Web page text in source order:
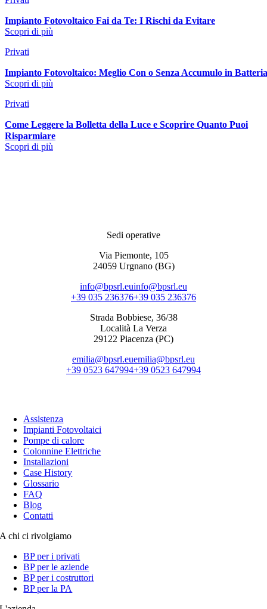
Impianto Fotovoltaico Fai da Te: I Rischi da Evitare
Scopri di più
Privati
Impianto Fotovoltaico: Meglio Con o Senza Accumulo in
Scopri di più
Privati
Come Leggere la Bolletta della Luce e Scoprire Quanto Puoi
Risparmiare
Scopri di più
Sedi operative
Via Piemonte, 105
24059 Urgnano (BG)
info@bpsrl.euinfo@bpsrl.eu
+39 035 236376+39 035 236376
Strada Bobbiese, 36/38
Località La Verza
29122 Piacenza (PC)
emilia@bpsrl.euemilia@bpsrl.eu
+39 0523 647994+39 0523 647994
Assistenza
Impianti Fotovoltaici
Pompe di calore
Colonnine Elettriche
Installazioni
Case History
Glossario
FAQ
Blog
Contatti
A chi ci rivolgiamo
BP per i privati
BP per le aziende
BP per i costruttori
BP per la PA